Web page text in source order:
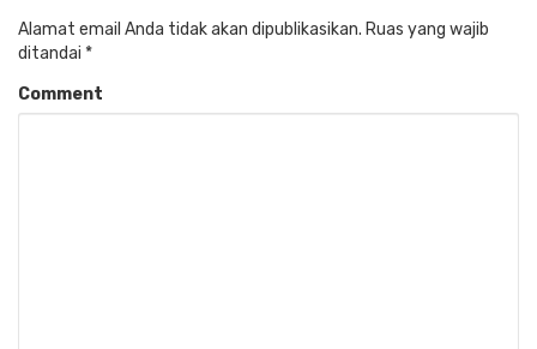
Alamat email Anda tidak akan dipublikasikan. Ruas yang wajib
ditandai *
Comment